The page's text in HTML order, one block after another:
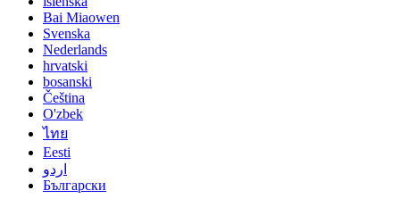
Bai Miaowen
Svenska
Nederlands
hrvatski
bosanski
Čeština
O'zbek
ไทย
Eesti
اردو
Български